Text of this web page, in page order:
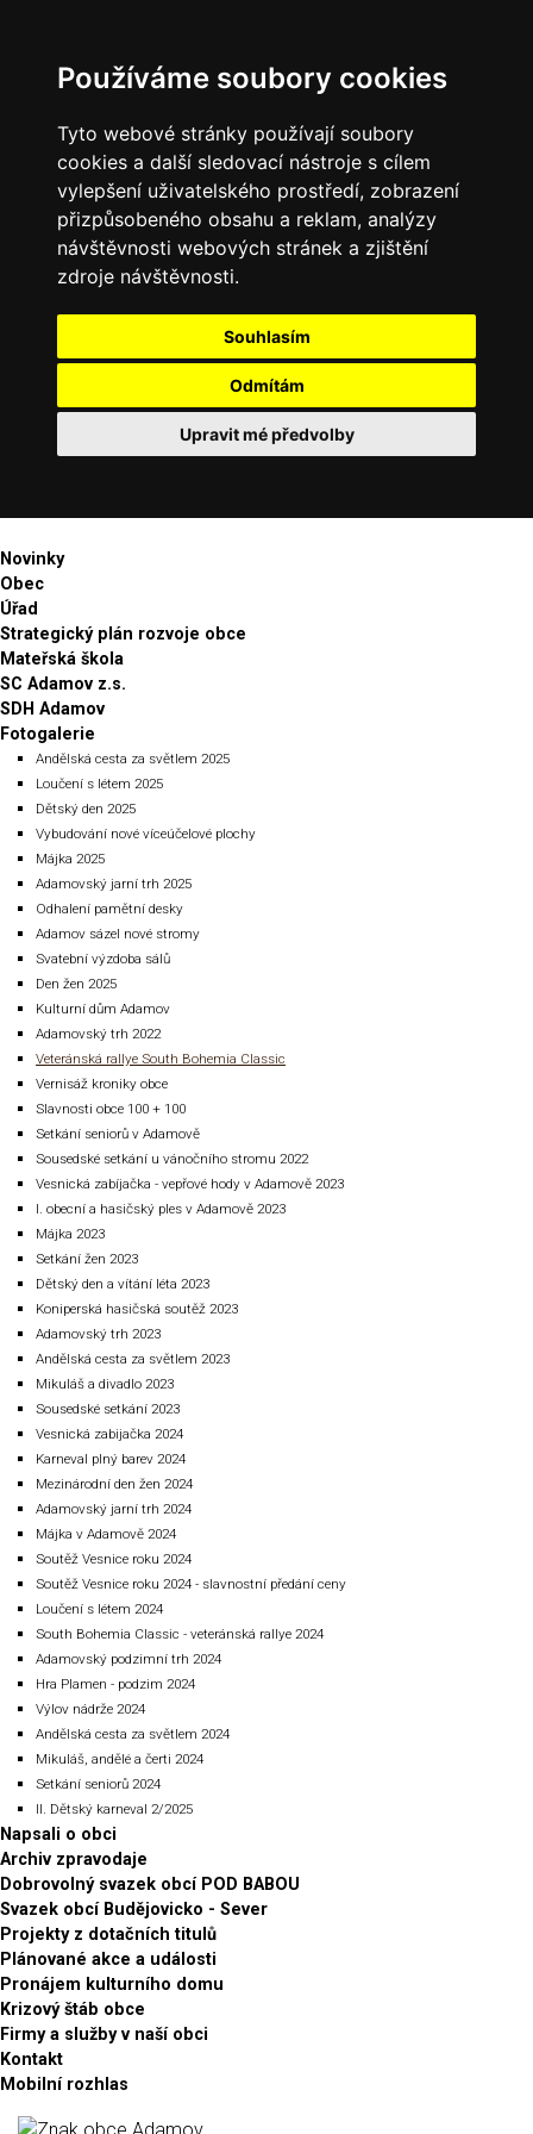
Používáme soubory cookies
Tyto webové stránky používají soubory
cookies a další sledovací nástroje s cílem
vylepšení uživatelského prostředí, zobrazení
přizpůsobeného obsahu a reklam, analýzy
návštěvnosti webových stránek a zjištění
zdroje návštěvnosti.
Souhlasím
Odmítám
Upravit mé předvolby
Novinky
Obec
Úřad
Strategický plán rozvoje obce
Mateřská škola
SC Adamov z.s.
SDH Adamov
Fotogalerie
Andělská cesta za světlem 2025
Loučení s létem 2025
Dětský den 2025
Vybudování nové víceúčelové plochy
Májka 2025
Adamovský jarní trh 2025
Odhalení pamětní desky
Adamov sázel nové stromy
Svatební výzdoba sálů
Den žen 2025
Kulturní dům Adamov
Adamovský trh 2022
Veteránská rallye South Bohemia Classic
Vernisáž kroniky obce
Slavnosti obce 100 + 100
Setkání seniorů v Adamově
Sousedské setkání u vánočního stromu 2022
Vesnická zabíjačka - vepřové hody v Adamově 2023
I. obecní a hasičský ples v Adamově 2023
Májka 2023
Setkání žen 2023
Dětský den a vítání léta 2023
Koniperská hasičská soutěž 2023
Adamovský trh 2023
Andělská cesta za světlem 2023
Mikuláš a divadlo 2023
Sousedské setkání 2023
Vesnická zabijačka 2024
Karneval plný barev 2024
Mezinárodní den žen 2024
Adamovský jarní trh 2024
Májka v Adamově 2024
Soutěž Vesnice roku 2024
Soutěž Vesnice roku 2024 - slavnostní předání ceny
Loučení s létem 2024
South Bohemia Classic - veteránská rallye 2024
Adamovský podzimní trh 2024
Hra Plamen - podzim 2024
Výlov nádrže 2024
Andělská cesta za světlem 2024
Mikuláš, andělé a čerti 2024
Setkání seniorů 2024
II. Dětský karneval 2/2025
Napsali o obci
Archiv zpravodaje
Dobrovolný svazek obcí POD BABOU
Svazek obcí Budějovicko - Sever
Projekty z dotačních titulů
Plánované akce a události
Pronájem kulturního domu
Krizový štáb obce
Firmy a služby v naší obci
Kontakt
Mobilní rozhlas